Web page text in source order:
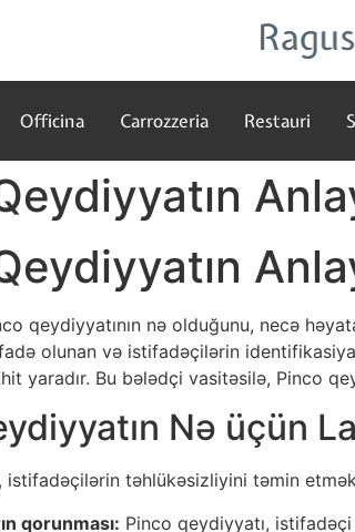
Officina Carrozzeria Restauri
qeydiyyatının nə olduğunu, necə
olunan və istifadəçilərin
yaradır. Bu bələdçi vasitəsilə, Pinco
Nə üçün
istifadəçilərin təhlükəsizliyini təmin
qorunması: Pinco qeydiyyatı,